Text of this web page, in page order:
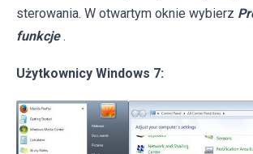
sterowania. W otwartym oknie wybierz
funkcje .
Użytkownicy Windows 7: